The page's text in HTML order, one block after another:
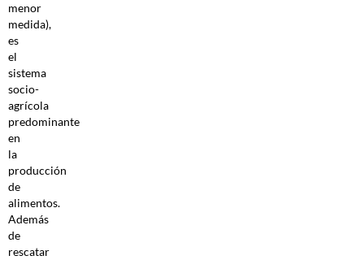
menor
medida),
es
el
sistema
socio-
agrícola
predominante
en
la
producción
de
alimentos.
Además
de
rescatar